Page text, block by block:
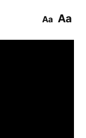
Aa Aa